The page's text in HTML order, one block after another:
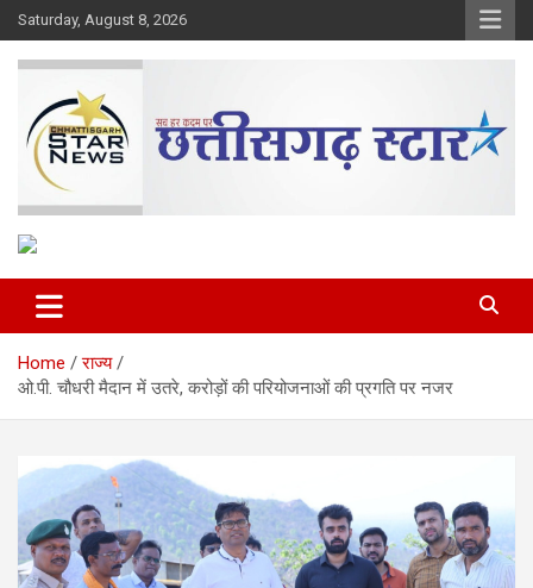
Skip
to
content
Saturday, August 8, 2026
Chhattisgarh Star
Home
राज्य
ओ.पी. चौधरी मैदान में उतरे, करोड़ों की परियोजनाओं की प्रगति पर नजर